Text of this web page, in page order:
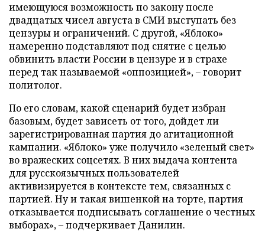
имеющуюся возможность по закону после
двадцатых чисел августа в СМИ выступать без
цензуры и ограничений. С другой, «Яблоко»
намеренно подставляют под снятие с целью
обвинить власти России в цензуре и в страхе
перед так называемой «оппозицией», – говорит
политолог.
По его словам, какой сценарий будет избран
базовым, будет зависеть от того, дойдет ли
зарегистрированная партия до агитационной
кампании. «Яблоко» уже получило «зеленый свет»
во вражеских соцсетях. В них выдача контента
для русскоязычных пользователей
активизируется в контексте тем, связанных с
партией. Ну и такая вишенкой на торте, партия
отказывается подписывать соглашение о честных
выборах», – подчеркивает Данилин.